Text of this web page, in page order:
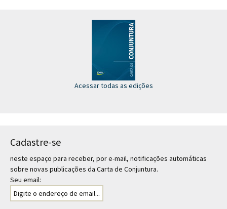
Acessar todas as edições
Cadastre-se
neste espaço para receber, por e-mail, notificações automáticas
sobre novas publicações da Carta de Conjuntura.
Seu email: